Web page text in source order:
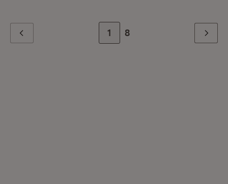
Zur Seite
1 Zur letzten Seite
8 Weiter